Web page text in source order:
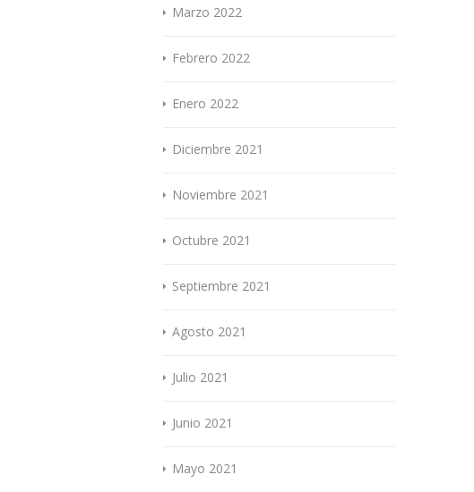
Marzo 2022
Febrero 2022
Enero 2022
Diciembre 2021
Noviembre 2021
Octubre 2021
Septiembre 2021
Agosto 2021
Julio 2021
Junio 2021
Mayo 2021